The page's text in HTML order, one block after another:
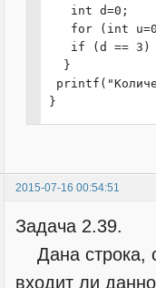
   int d=0;
for (int
if (d == 3)
  }
}
2015-07-16 00:54:51
Задача 2.39.
Дана строка,
входит ли